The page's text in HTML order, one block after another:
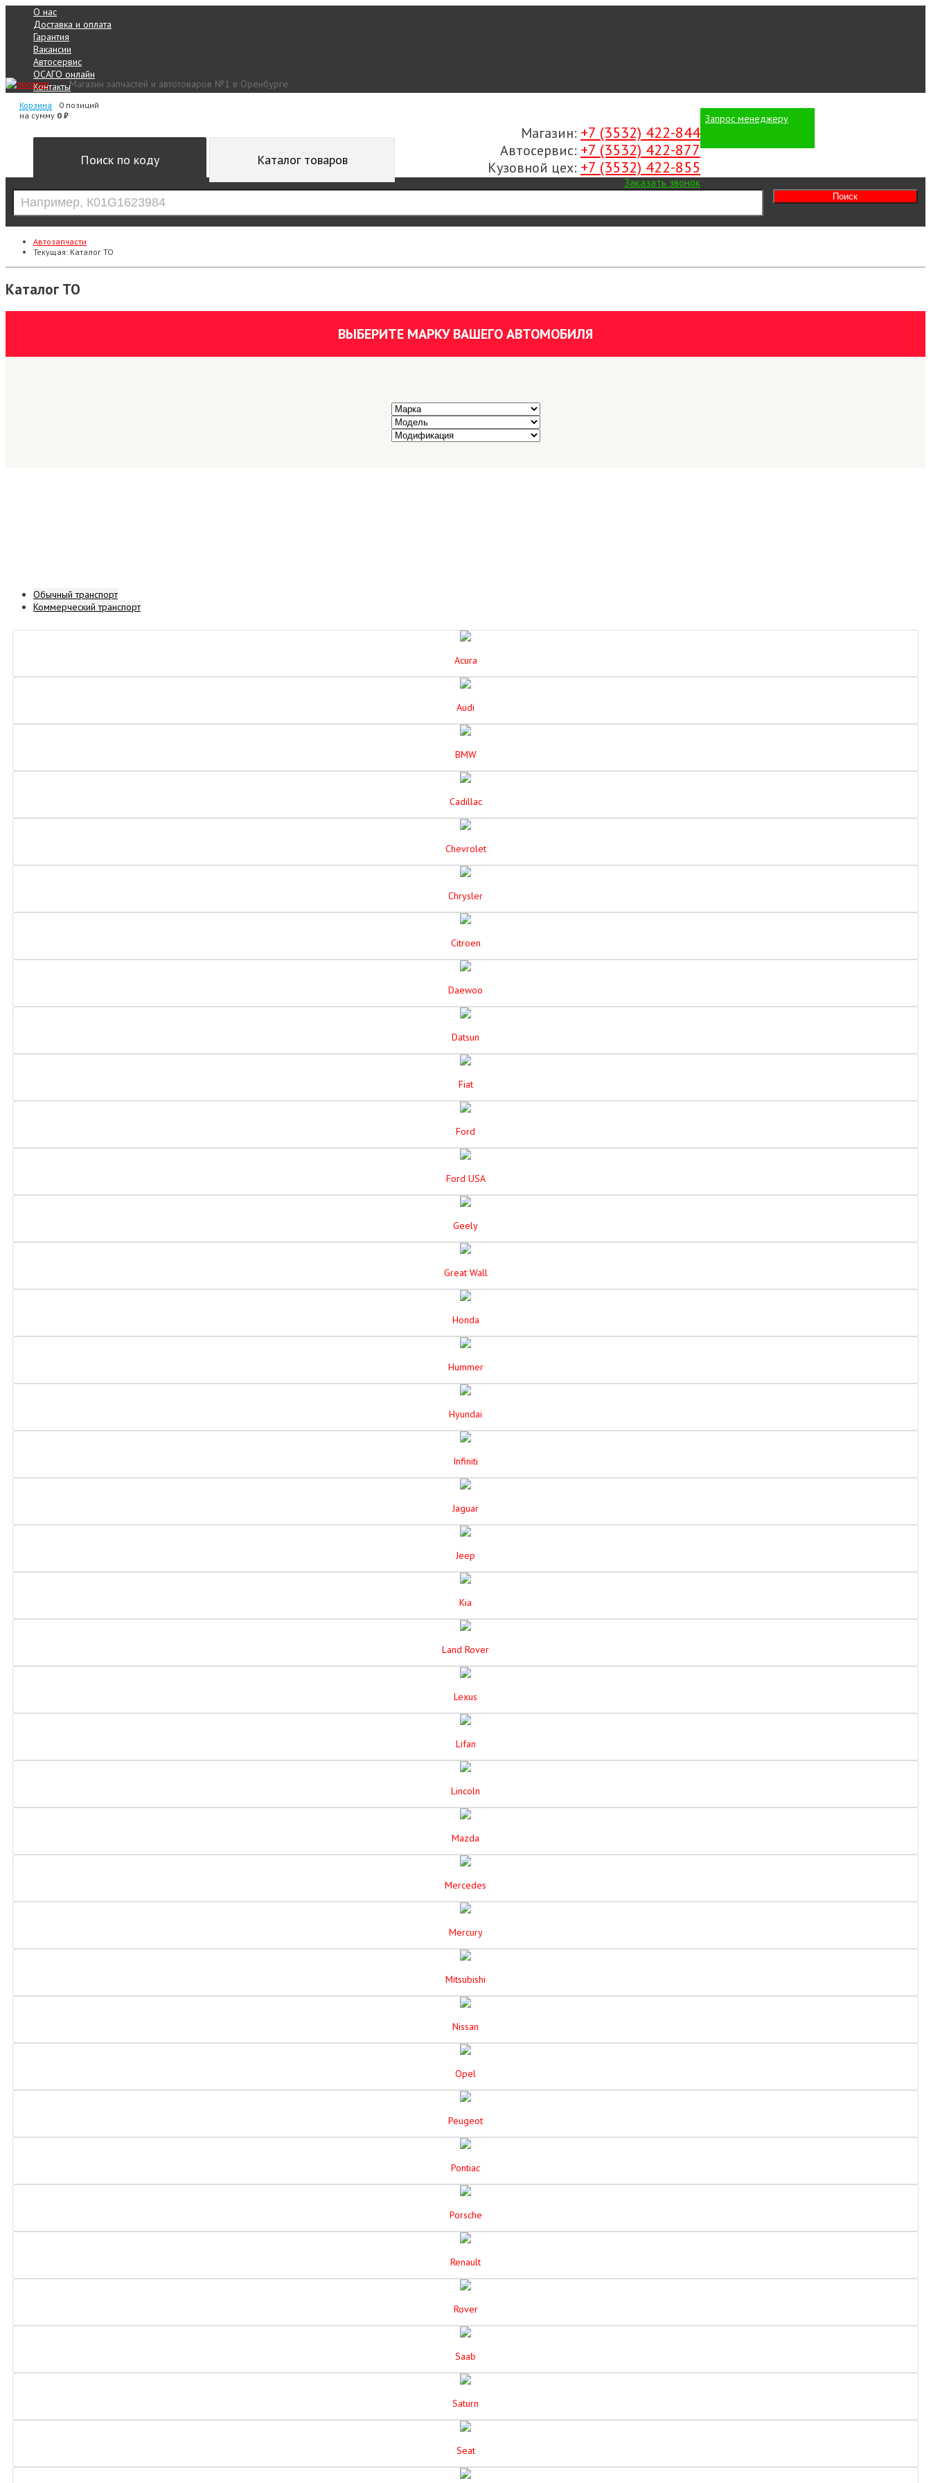
О нас
Доставка и оплата
Гарантия
Вакансии
Автосервис
ОСАГО онлайн
Контакты
Запрос менеджеру
Магазин запчастей и автотоваров №1 в Оренбурге
Корзина
0 позиций
на сумму 0 ₽
Магазин: +7 (3532) 422-844
Автосервис: +7 (3532) 422-877
Кузовной цех: +7 (3532) 422-855
Заказать звонок
Поиск по коду Каталог товаров
Автозапчасти
Текущая: Каталог ТО
Каталог ТО
ВЫБЕРИТЕ МАРКУ ВАШЕГО АВТОМОБИЛЯ
Обычный транспорт
Коммерческий транспорт
Acura
Audi
BMW
Cadillac
Chevrolet
Chrysler
Citroen
Daewoo
Datsun
Fiat
Ford
Ford USA
Geely
Great Wall
Honda
Hummer
Hyundai
Infiniti
Jaguar
Jeep
Kia
Land Rover
Lexus
Lifan
Lincoln
Mazda
Mercedes
Mercury
Mitsubishi
Nissan
Opel
Peugeot
Pontiac
Porsche
Renault
Rover
Saab
Saturn
Seat